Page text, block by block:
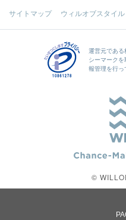
サイトマップ ウィルオブスタイ
運営元である
シーマーク
報管理を行っ
©